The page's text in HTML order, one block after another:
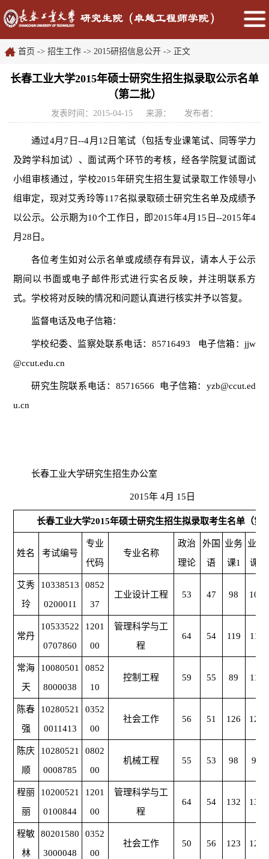
首页 -> 招生工作 -> 2015研招信息公开 -> 正文
长春工业大学2015年硕士研究生招生拟录取公示名单
（第二批）
发表时间：2015-04-15 来源： 发布者：
通过4月7日--4月12日笔试（包括专业课笔试、同等学力
及跨学科加试）、面试两个环节的考核，经各学院复试面试
小组审核通过，学校2015年研究生招生复试录取工作领导小
组审定，现对艾秀玲等117名拟录取硕士研究生名单及成绩予
以公示。公示期为10个工作日，即2015年4月15日--2015年4
月28日。
各位考生如对公示名单或成绩存有异议，请本人于公示
期间以书面或电子邮件形式进行实名反映，并注明联系方
式。学校将对反映的情况和问题认真进行核实并予以答复。
监督电话及电子信箱：
学校纪委、监察处联系电话：85716493 电子信箱：jjw
@ccut.edu.cn
研究生院联系电话：85716566 电子信箱：yzb@ccut.ed
u.cn
长春工业大学研究生招生办公室
2015年 4月 15日
长春工业大学2015年硕士研究生招生拟录取考生名单（第
姓名 考试编号
专业
代码
专业名称
政治
理论
外国
语
业务
课1
业务
课2
艾秀
玲
10338513
0200011
0852
37
工业设计工程 53 47 98 107
常丹
10533522
0707860
1201
00
管理科学与工
程
64 54 119 117
常海
天
10080501
8000038
0852
10
控制工程 59 55 89 117
陈春
强
10280521
0011413
0352
00
社会工作 56 51 126 128
陈庆
顺
10280521
0008785
0802
00
机械工程 55 53 98 93
程丽
丽
10200521
0100844
1201
00
管理科学与工
程
64 54 132 130
程敏
林
80201580
3000048
0352
00
社会工作 50 56 123 123